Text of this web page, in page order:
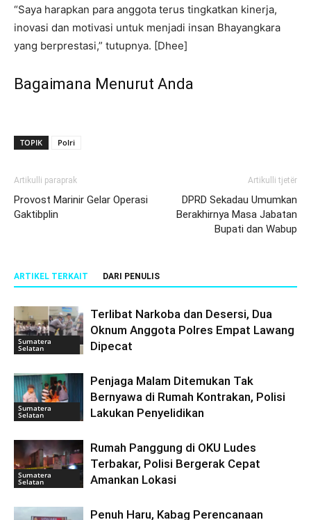
“Saya harapkan para anggota terus tingkatkan kinerja,
inovasi dan motivasi untuk menjadi insan Bhayangkara
yang berprestasi,” tutupnya. [Dhee]
Bagaimana Menurut Anda
TOPIK Polri
Artikulli paraprak
Provost Marinir Gelar Operasi
Gaktibplin
Artikulli tjetër
DPRD Sekadau Umumkan
Berakhirnya Masa Jabatan
Bupati dan Wabup
ARTIKEL TERKAIT DARI PENULIS
Sumatera
Selatan
Terlibat Narkoba dan Desersi, Dua
Oknum Anggota Polres Empat Lawang
Dipecat
Sumatera
Selatan
Penjaga Malam Ditemukan Tak
Bernyawa di Rumah Kontrakan, Polisi
Lakukan Penyelidikan
Sumatera
Selatan
Rumah Panggung di OKU Ludes
Terbakar, Polisi Bergerak Cepat
Amankan Lokasi
Penuh Haru, Kabag Perencanaan